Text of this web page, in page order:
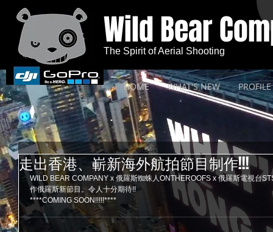
HOME WHAT'S NEW PROFILE
Wild Bear
The Spirit of Aerial Shooting
走出香港、嶄新海外航拍節目制作!!!
WILD BEAR COMPANY x 俄羅斯蜘蛛人ONTHEROOFS x 俄羅斯電視台
作俄羅斯新節目。令人十分期待!!
****COMING SOON!!!!!****